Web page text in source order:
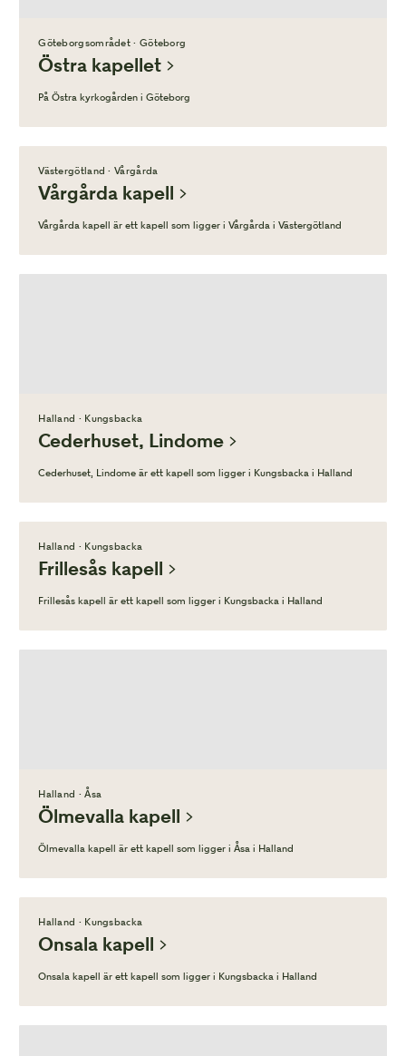
Göteborgsområdet · Göteborg
Östra kapellet
På Östra kyrkogården i Göteborg
Västergötland · Vårgårda
Vårgårda kapell
Vårgårda kapell är ett kapell som ligger i Vårgårda i Västergötland
Halland · Kungsbacka
Cederhuset, Lindome
Cederhuset, Lindome är ett kapell som ligger i Kungsbacka i Halland
Halland · Kungsbacka
Frillesås kapell
Frillesås kapell är ett kapell som ligger i Kungsbacka i Halland
Halland · Åsa
Ölmevalla kapell
Ölmevalla kapell är ett kapell som ligger i Åsa i Halland
Halland · Kungsbacka
Onsala kapell
Onsala kapell är ett kapell som ligger i Kungsbacka i Halland